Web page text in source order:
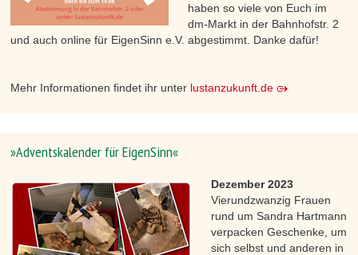
haben so viele von Euch im
dm-Markt in der Bahnhofstr. 2
und auch online für EigenSinn e.V. abgestimmt. Danke dafür!
Mehr Informationen findet ihr unter lustanzukunft.de
»Adventskalender für EigenSinn«
Dezember 2023
Vierundzwanzig Frauen
rund um Sandra Hartmann
verpacken Geschenke, um
sich selbst und anderen in